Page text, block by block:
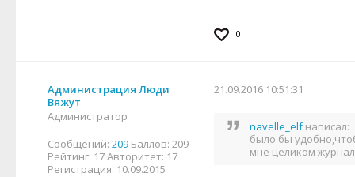
0
Администрация Люди
Вяжут
Администратор
Сообщений: 209 Баллов: 209
Рейтинг: 17Авторитет: 17
Регистрация: 10.09.2015
21.09.2016 10:51:31
navelle_elfнаписал:
было бы
мне целиком